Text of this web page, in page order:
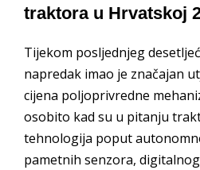
traktora u Hrvatskoj
Tijekom posljednjeg
napredak imao je značajan
cijena poljoprivredne
osobito kad su u pitanju
tehnologija poput
pametnih senzora,